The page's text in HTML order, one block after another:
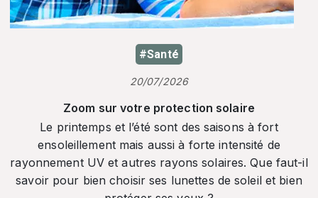
#Santé
20/07/2026
Zoom sur votre protection solaire
Le printemps et l’été sont des saisons à fort
ensoleillement mais aussi à forte intensité de
rayonnement UV et autres rayons solaires. Que faut-il
savoir pour bien choisir ses lunettes de soleil et bien